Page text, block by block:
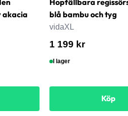
akacia
blå bambu och tyg
vidaXL
1 199 kr
I lager
Köp